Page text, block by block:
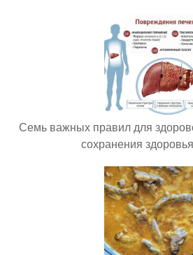
Семь важных правил для
сохранения